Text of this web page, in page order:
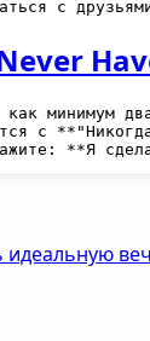
минимум
с
идеальную